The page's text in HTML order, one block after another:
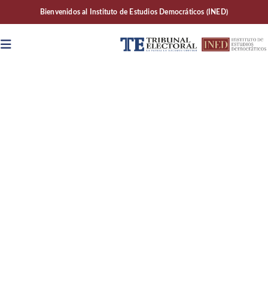
Bienvenidos al Instituto de Estudios Democráticos (INED)